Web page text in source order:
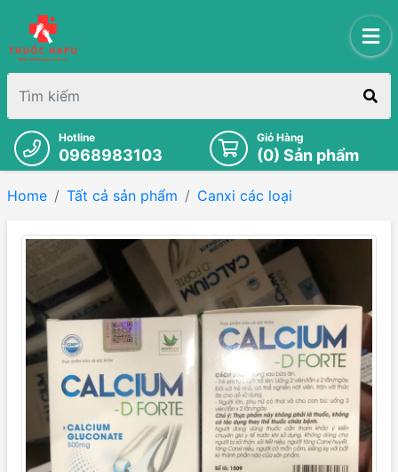
Hotline
0968983103
Giỏ Hàng
(0) Sản phẩm
Home Tất cả sản phẩm Canxi các loại